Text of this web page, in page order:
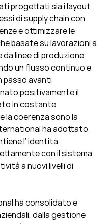
progettati sia i layout
di supply chain con
e ottimizzare le
basate su lavorazioni a
linee di produzione
un flusso continuo e
passo avanti
positivamente il
in costante
la coerenza sono la
ha adottato
l’ identità
con il sistema
a nuovi livelli di
ha consolidato e
dalla gestione